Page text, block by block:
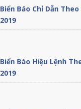
Biển Báo Chỉ Dẫn Theo
2019
Biển Báo Hiệu Lệnh
2019